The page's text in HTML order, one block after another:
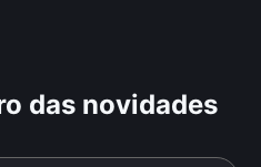
das novidades